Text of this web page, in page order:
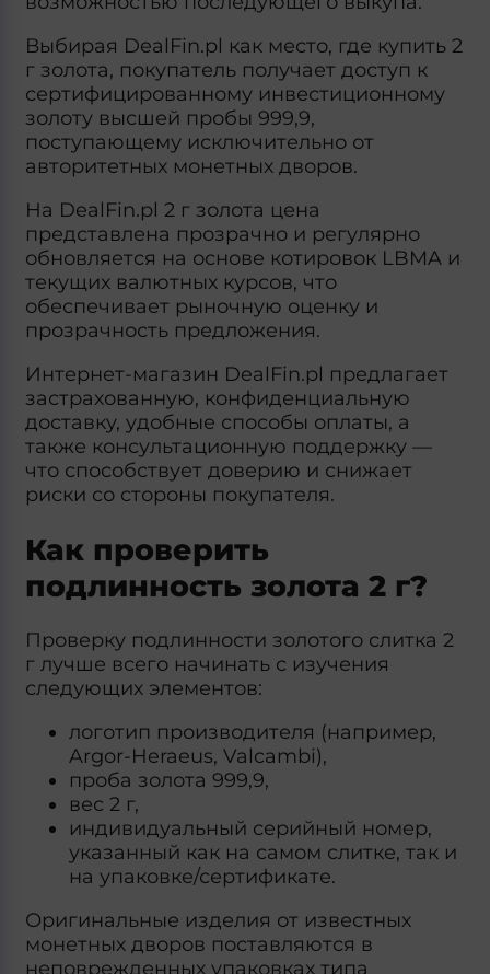
Выбирая DealFin.pl как место, где купить 2
г золота, покупатель получает доступ к
сертифицированному инвестиционному
золоту высшей пробы 999,9,
поступающему исключительно от
авторитетных монетных дворов.
На DealFin.pl 2 г золота цена
представлена прозрачно и регулярно
обновляется на основе котировок LBMA и
текущих валютных курсов, что
обеспечивает рыночную оценку и
прозрачность предложения.
Интернет-магазин DealFin.pl предлагает
застрахованную, конфиденциальную
доставку, удобные способы оплаты, а
также консультационную поддержку —
что способствует доверию и снижает
риски со стороны покупателя.
Как проверить
подлинность золота 2 г?
Проверку подлинности золотого слитка 2
г лучше всего начинать с изучения
следующих элементов:
логотип производителя (например,
Argor‑Heraeus, Valcambi),
проба золота 999,9,
вес 2 г,
индивидуальный серийный номер,
указанный как на самом слитке, так и
на упаковке/сертификате.
Оригинальные изделия от известных
монетных дворов поставляются в
неповрежденных упаковках типа